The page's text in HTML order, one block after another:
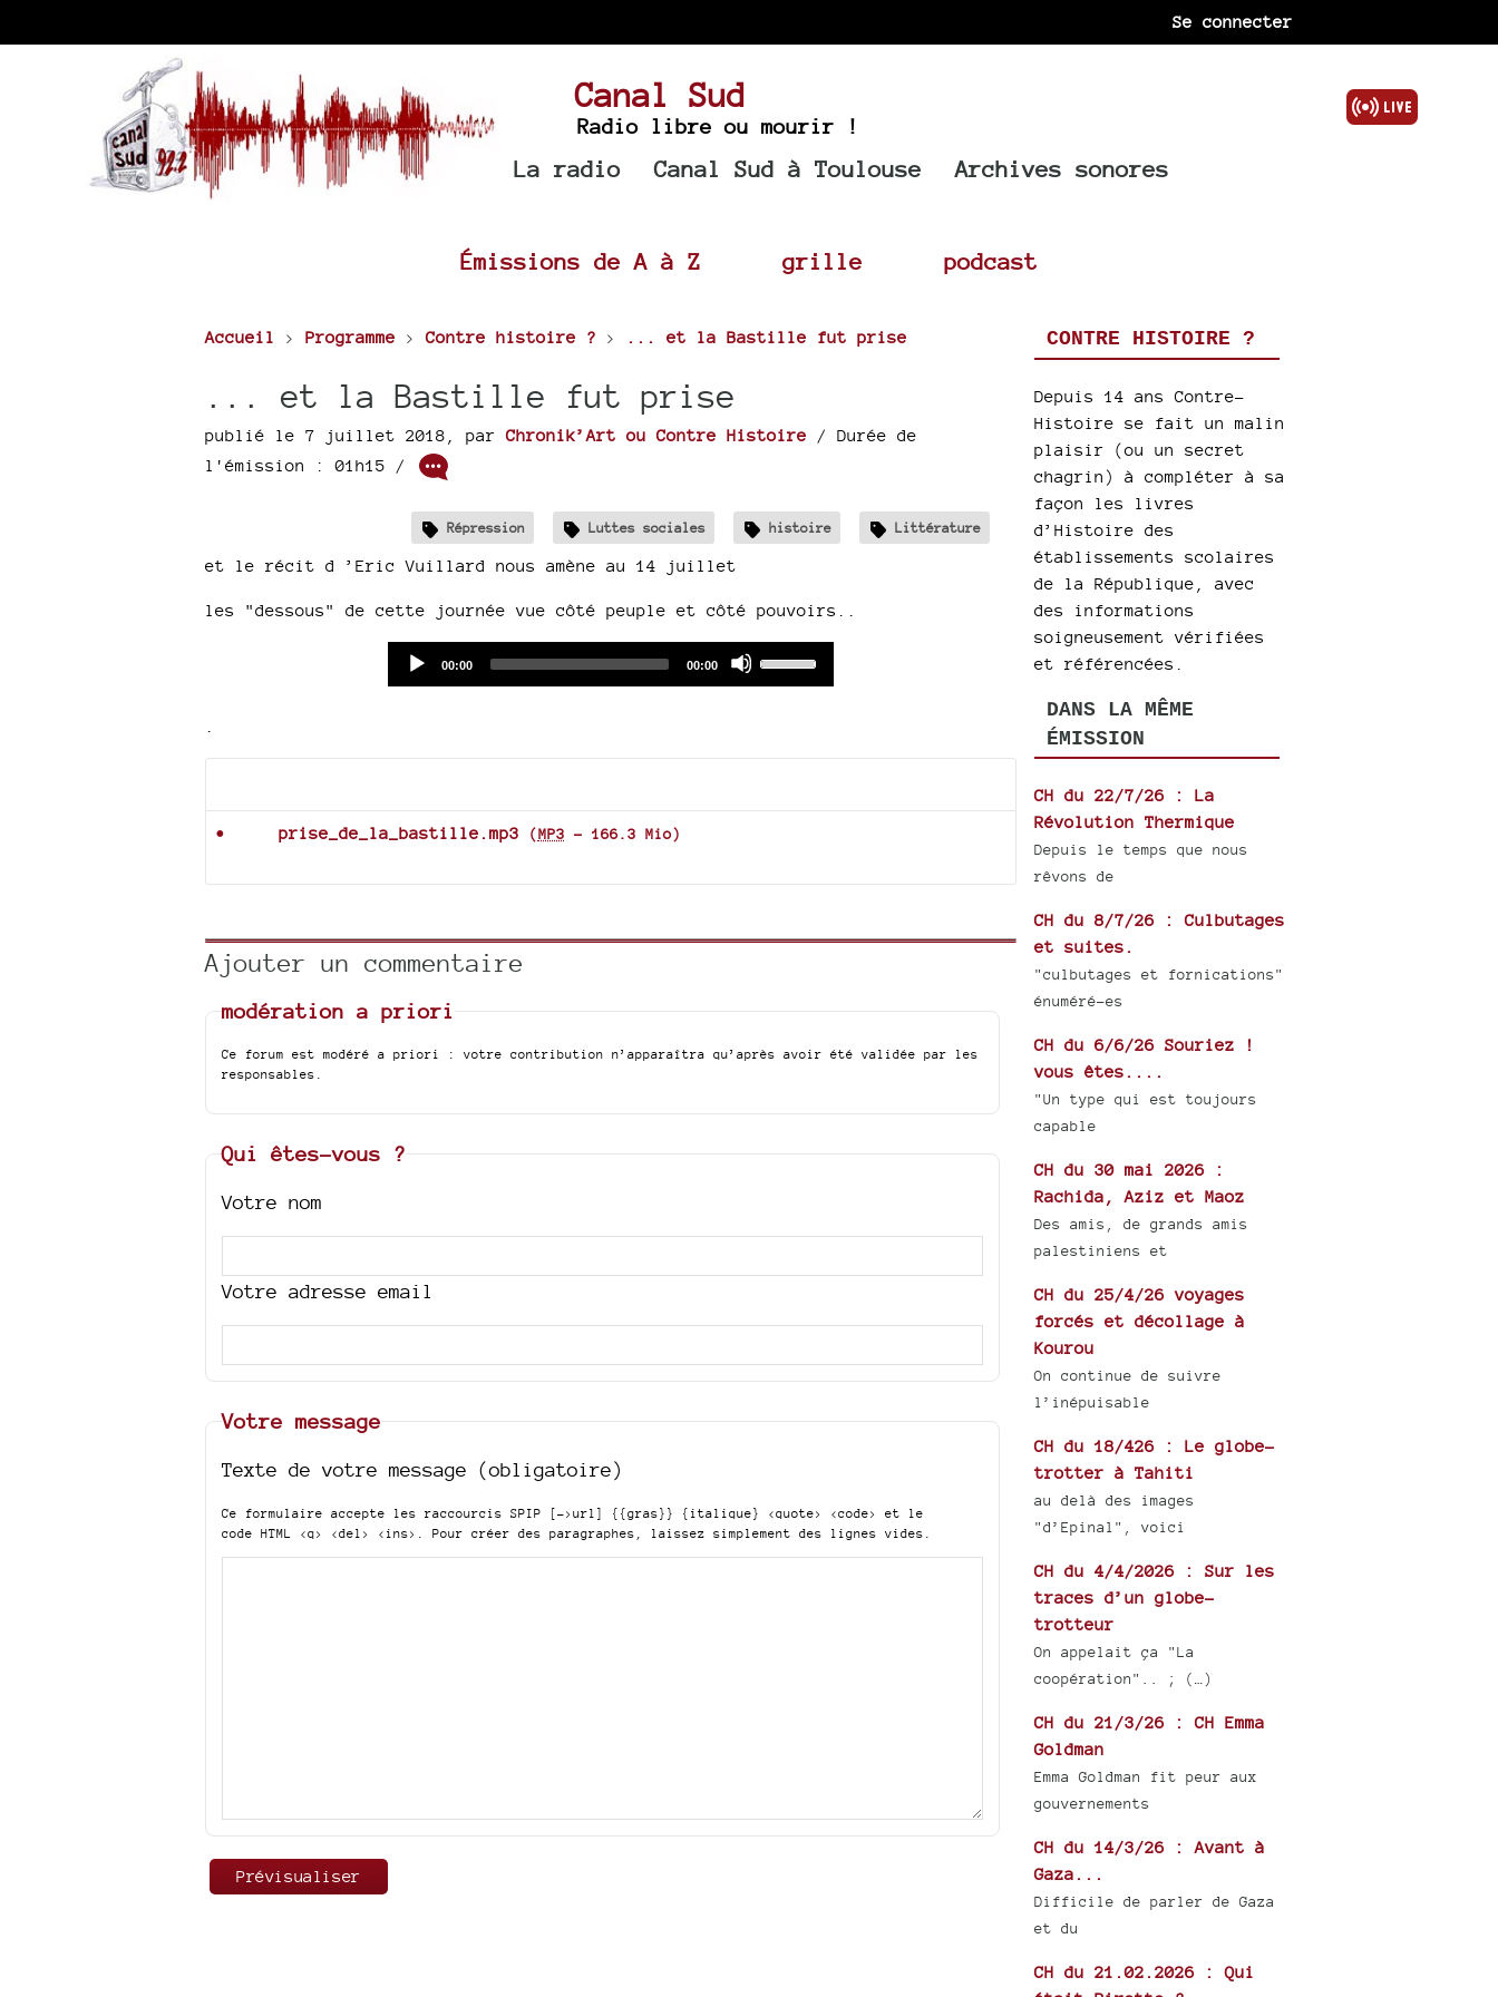
Se connecter
Canal Sud
Radio libre ou mourir !
La radio Canal Sud à Toulouse Archives sonores
Émissions de A à Z grille podcast
Accueil > Programme >Contre histoire ? > ... et la Bastille fut prise
... et la Bastille fut prise
publié le 7 juillet 2018 parChronik’Art ou Contre Histoire
/ Durée de
l'émission : 01h15 /
Répression Luttes sociales histoire Littérature
et le récit d ’Eric Vuillard nous amène au 14 juillet
les "dessous" de cette journée vue côté peuple et côté pouvoirs..
Current
00:00
Total
00:00
to
or
prise_de_la_bastille.mp3 (MP3 - 166.3 Mio)
Ajouter un commentaire
modération a priori
Ce forum est modéré a priori : votre contribution n’apparaîtra qu’après avoir été validée par les
responsables.
Qui êtes-vous ?
Votre nom
Votre adresse email
Votre message
Texte de votre message (obligatoire)
Ce formulaire accepte les raccourcis SPIP [->url] {{gras}} {italique} <quote> <code>
et le
code HTML <q> <del> <ins> . Pour créer des paragraphes, laissez simplement des lignes vides.
CONTRE HISTOIRE ?
Depuis 14 ans Contre-
Histoire se fait un malin
plaisir (ou un secret
chagrin) à compléter à sa
façon les livres
d’Histoire des
établissements scolaires
de la République, avec
des informations
soigneusement vérifiées
et référencées.
DANS LA MÊME
ÉMISSION
CH du 22/7/26 : La
Révolution Thermique
Depuis le temps que nous
rêvons de
CH du 8/7/26 : Culbutages
et suites.
"culbutages et fornications"
énuméré-es
CH du 6/6/26 Souriez !
vous êtes....
"Un type qui est toujours
capable
CH du 30 mai 2026 :
Rachida, Aziz et Maoz
Des amis, de grands amis
palestiniens et
CH du 25/4/26 voyages
forcés et décollage à
Kourou
On continue de suivre
l’inépuisable
CH du 18/426 : Le globe-
trotter à Tahiti
au delà des images
"d’Epinal", voici
CH du 4/4/2026 : Sur les
traces d’un globe-
trotteur
On appelait ça "La
coopération".. ; (…)
CH du 21/3/26 : CH Emma
Goldman
Emma Goldman fit peur aux
gouvernements
CH du 14/3/26 : Avant à
Gaza...
Difficile de parler de Gaza
et du
CH du 21.02.2026 : Qui